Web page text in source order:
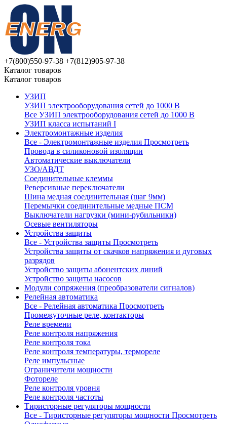
+7(800)550-97-38 +7(812)905-97-38
Каталог товаров
Каталог товаров
УЗИП
УЗИП электрооборудования сетей до 1000 В
Все УЗИП электрооборудования сетей до 1000 В
УЗИП клaссa испытаний I
Электромонтажные изделия
Все - Электромонтажные изделия Просмотреть
Провода в силиконовой изоляции
Автоматические выключатели
УЗО/АВДТ
Соединительные клеммы
Реверсивные переключатели
Шина медная соединительная (шаг 9мм)
Перемычки соединительные медные ПСМ
Выключатели нагрузки (мини-рубильники)
Осевые вентиляторы
Устройства защиты
Все - Устройства защиты Просмотреть
Устройства защиты от скачков напряжения и дуговых
разрядов
Устройство защиты абонентских линий
Устройство защиты насосов
Модули сопряжения (преобразователи сигналов)
Релейная автоматика
Все - Релейная автоматика Просмотреть
Промежуточные реле, контакторы
Реле времени
Реле контроля напряжения
Реле контроля тока
Реле контроля температуры, термореле
Реле импульсные
Ограничители мощности
Фотореле
Реле контроля уровня
Реле контроля частоты
Тиристорные регуляторы мощности
Все - Тиристорные регуляторы мощности Просмотреть